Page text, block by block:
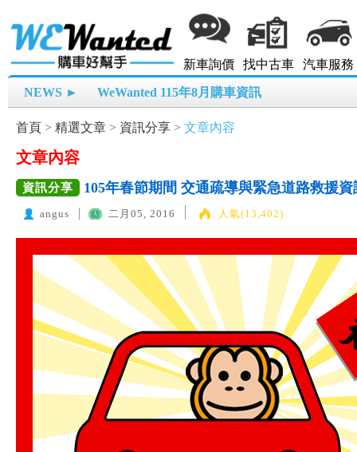
新車詢價 找中古車 汽車服務
NEWS ► WeWanted 115年8月購車資訊
首頁 > 精選文章 > 資訊分享 > 文章內容
文章內容
資訊分享 105年春節期間 交通疏導與緊急道路救援資
angus 二月05, 2016 人氣(13,402)